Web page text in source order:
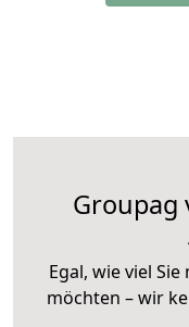
Groupag
Egal, wie viel
möchten – wir